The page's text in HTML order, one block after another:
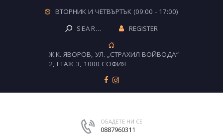
ВТОРНИК И ЧЕТВЪРТЪК (09:00 - 17:00)
REGISTER
Ж.К. ЯВОРОВ, УЛ. „СТРАХИЛ ВОЙВОДА“
2, ЕТАЖ 3, 1000 СОФИЯ
ОБАДЕТЕ НИ СЕ
0887960311